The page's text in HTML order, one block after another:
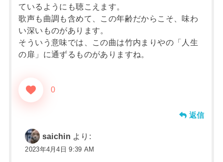
ているようにも聴こえます。
歌声も曲調も含めて、この年齢だからこそ、味わ
い深いものがあります。
そういう意味では、この曲は竹内まりやの「人生
の扉」に通ずるものがありますね。
0
返信
saichin より:
2023年4月4日 9:39 AM